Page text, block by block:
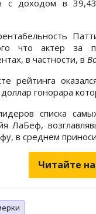
с доходом в
что актер за
в частности, в
рейтинга
гонорара
списка
ЛаБеф,
в среднем
Читайте